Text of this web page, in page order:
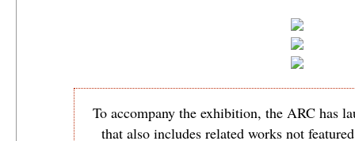
To accompany the exhibition, the ARC has
that also includes related works not